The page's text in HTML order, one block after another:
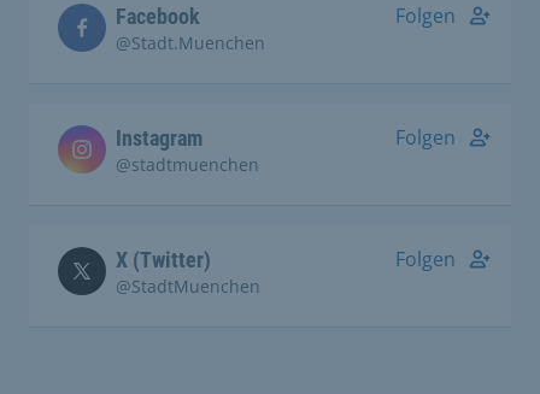
Facebook
@Stadt.Muenchen
Folgen
Instagram
@stadtmuenchen
Folgen
X (Twitter)
@StadtMuenchen
Folgen